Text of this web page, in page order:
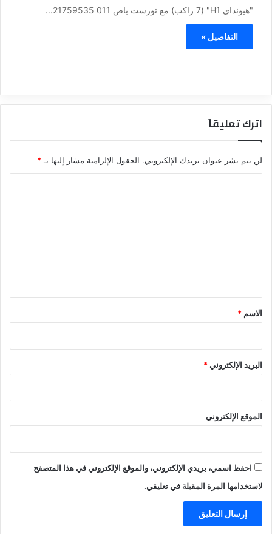
"هيونداي H1" (7 راكب) مع تورست باص 011 21759535...
التفاصيل »
اترك تعليقاً
لن يتم نشر عنوان بريدك الإلكتروني. الحقول الإلزامية مشار إليها بـ *
*
الاسم *
البريد الإلكتروني*
الموقع الإلكتروني
احفظ اسمي، بريدي الإلكتروني، والموقع الإلكتروني في هذا المتصفح
لاستخدامها المرة المقبلة في تعليقي.